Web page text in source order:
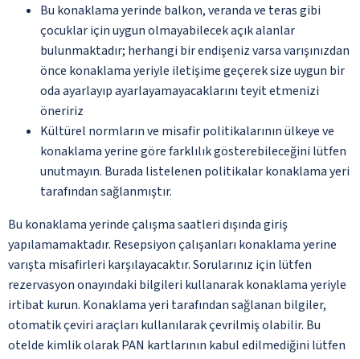
Bu konaklama yerinde balkon, veranda ve teras gibi
çocuklar için uygun olmayabilecek açık alanlar
bulunmaktadır; herhangi bir endişeniz varsa varışınızdan
önce konaklama yeriyle iletişime geçerek size uygun bir
oda ayarlayıp ayarlayamayacaklarını teyit etmenizi
öneririz
Kültürel normların ve misafir politikalarının ülkeye ve
konaklama yerine göre farklılık gösterebileceğini lütfen
unutmayın. Burada listelenen politikalar konaklama yeri
tarafından sağlanmıştır.
Bu konaklama yerinde çalışma saatleri dışında giriş
yapılamamaktadır. Resepsiyon çalışanları konaklama yerine
varışta misafirleri karşılayacaktır. Sorularınız için lütfen
rezervasyon onayındaki bilgileri kullanarak konaklama yeriyle
irtibat kurun. Konaklama yeri tarafından sağlanan bilgiler,
otomatik çeviri araçları kullanılarak çevrilmiş olabilir. Bu
otelde kimlik olarak PAN kartlarının kabul edilmediğini lütfen